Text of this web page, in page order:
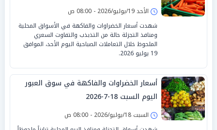
الأحد 19/يوليو/2026 - 08:00 ص
شهدت أسعار الخضراوات والفاكهة في الأسواق المحلية
ومنافذ التجزئة حالة من التذبذب والتفاوت السعري
الملحوظ خلال التعاملات الصباحية اليوم الأحد، الموافق
19 يوليو 2026.
أسعار الخضراوات والفاكهة في سوق العبور
اليوم السبت 18-7-2026
السبت 18/يوليو/2026 - 08:00 ص